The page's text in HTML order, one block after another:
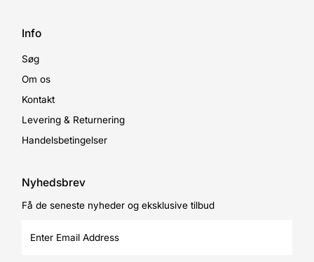
Info
Søg
Om os
Kontakt
Levering & Returnering
Handelsbetingelser
Nyhedsbrev
Få de seneste nyheder og eksklusive tilbud
Email